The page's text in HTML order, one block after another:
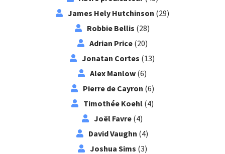
James Hely Hutchinson (29)
Robbie Bellis (28)
Adrian Price(20)
Jonatan Cortes (13)
Alex Manlow (6)
Pierre de Cayron (6)
Timothée Koehl(4)
Joël Favre (4)
David Vaughn (4)
Joshua Sims (3)